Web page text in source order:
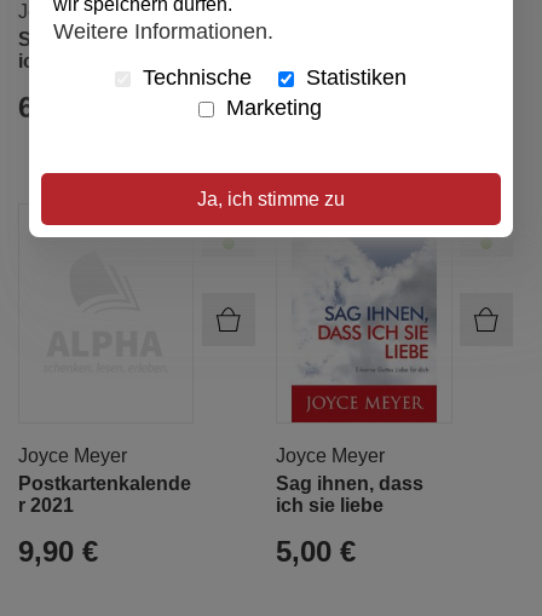
Joyce Meyer
Sag ihnen, dass
ich sie liebe
6,00 € 18,00 €
Joyce Meyer
Postkartenkalende
r 2021
9,90 €
Joyce Meyer
Sag ihnen, dass
ich sie liebe
5,00 €
wir speichern dürfen.
Weitere Informationen.
Technische
Statistiken
Marketing
Ja, ich stimme zu